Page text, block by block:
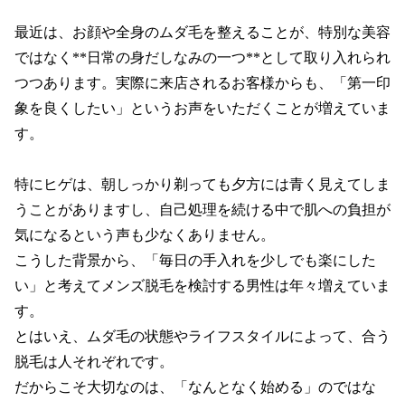
最近は、お顔や全身のムダ毛を整えることが、特別な美容
ではなく**日常の身だしなみの一つ**として取り入れられ
つつあります。実際に来店されるお客様からも、「第一印
象を良くしたい」というお声をいただくことが増えていま
す。
特にヒゲは、朝しっかり剃っても夕方には青く見えてしま
うことがありますし、自己処理を続ける中で肌への負担が
気になるという声も少なくありません。
こうした背景から、「毎日の手入れを少しでも楽にした
い」と考えてメンズ脱毛を検討する男性は年々増えていま
す。
とはいえ、ムダ毛の状態やライフスタイルによって、合う
脱毛は人それぞれです。
だからこそ大切なのは、「なんとなく始める」のではな